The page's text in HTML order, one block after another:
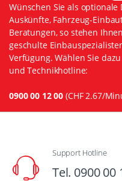
Wünschen Sie als
Auskünfte, Fahrzeug-
Beratungen, so stehen
geschulte
Verfügung. Wählen Sie
und Technikhotline:
0900 00 12 00 (CHF 2.67/
Support Hotline
Tel. 0900 00